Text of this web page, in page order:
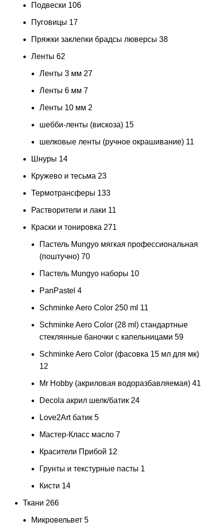
Подвески 106
Пуговицы 17
Пряжки заклепки брадсы люверсы 38
Ленты 62
Ленты 3 мм 27
Ленты 6 мм 7
Ленты 10 мм 2
шебби-ленты (вискоза) 15
шелковые ленты (ручное окрашивание) 11
Шнуры 14
Кружево и тесьма 23
Термотрансферы 133
Растворители и лаки 11
Краски и тонировка 271
Пастель Mungyo мягкая профессиональная
(поштучно) 70
Пастель Mungyo наборы 10
PanPastel 4
Schminke Aero Color 250 ml 11
Schminke Aero Color (28 ml) стандартные
стеклянные баночки с капельницами 59
Schminke Aero Color (фасовка 15 мл для мк)
12
Mr Hobby (акриловая водоразбавляемая) 41
Decola акрил шелк/батик 24
Love2Art батик 5
Мастер-Класс масло 7
Красители Прибой 12
Грунты и текстурные пасты 1
Кисти 14
Ткани 266
Микровельвет 5